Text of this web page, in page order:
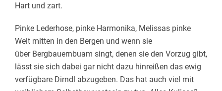
Hart und zart.
Pinke Lederhose, pinke Harmonika, Melissas pinke
Welt mitten in den Bergen und wenn sie
über Bergbauernbuam singt, denen sie den Vorzug gibt,
lässt sie sich dabei gar nicht dazu hinreißen das ewig
verfügbare Dirndl abzugeben. Das hat auch viel mit